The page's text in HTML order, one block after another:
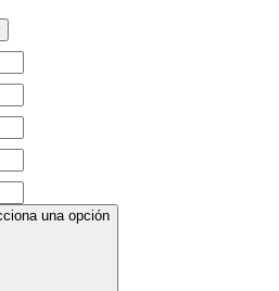
una opción